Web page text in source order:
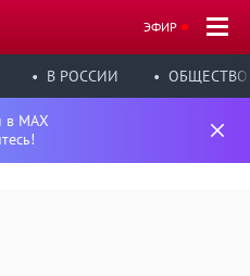
ЭФИР
В РОССИИ ОБЩЕСТВО
в MAX